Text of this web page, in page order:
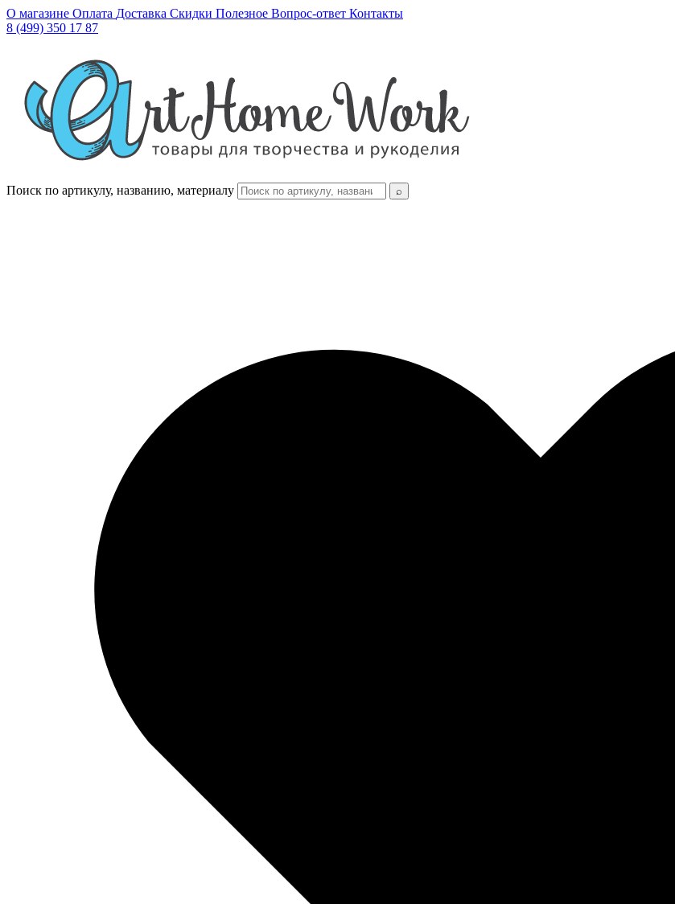
О магазине Оплата Доставка Скидки Полезное Вопрос-ответ Контакты
8 (499) 350 17 87
Поиск по артикулу, названию, материалу ⌕